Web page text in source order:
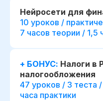
Нейросети для
10 уроков /
7 часов теории / 1,5
+ БОНУС: Налоги в
налогообложения
47 уроков / 3 теста /
часа практики